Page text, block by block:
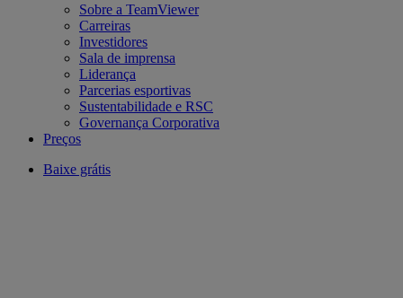
Sobre a TeamViewer
Carreiras
Investidores
Sala de imprensa
Liderança
Parcerias esportivas
Sustentabilidade e RSC
Governança Corporativa
Preços
Baixe grátis